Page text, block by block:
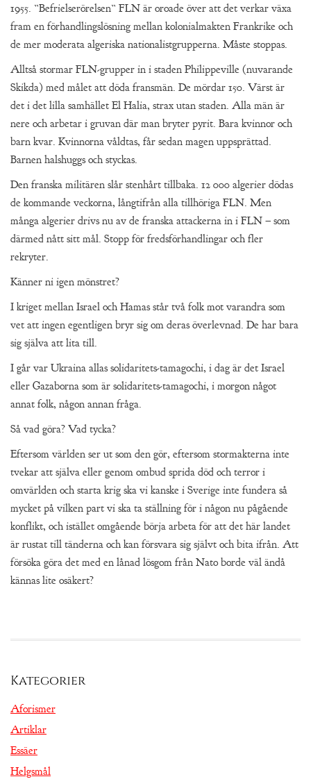
1955. ”Befrielserörelsen” FLN är oroade över att det verkar växa
fram en förhandlingslösning mellan kolonialmakten Frankrike och
de mer moderata algeriska nationalistgrupperna. Måste stoppas.
Alltså stormar FLN-grupper in i staden Philippeville (nuvarande
Skikda) med målet att döda fransmän. De mördar 150. Värst är
det i det lilla samhället El Halia, strax utan staden. Alla män är
nere och arbetar i gruvan där man bryter pyrit. Bara kvinnor och
barn kvar. Kvinnorna våldtas, får sedan magen uppsprättad.
Barnen halshuggs och styckas.
Den franska militären slår stenhårt tillbaka. 12 000 algerier dödas
de kommande veckorna, långtifrån alla tillhöriga FLN. Men
många algerier drivs nu av de franska attackerna in i FLN – som
därmed nått sitt mål. Stopp för fredsförhandlingar och fler
rekryter.
Känner ni igen mönstret?
I kriget mellan Israel och Hamas står två folk mot varandra som
vet att ingen egentligen bryr sig om deras överlevnad. De har bara
sig själva att lita till.
I går var Ukraina allas solidaritets-tamagochi, i dag är det Israel
eller Gazaborna som är solidaritets-tamagochi, i morgon något
annat folk, någon annan fråga.
Så vad göra? Vad tycka?
Eftersom världen ser ut som den gör, eftersom stormakterna inte
tvekar att själva eller genom ombud sprida död och terror i
omvärlden och starta krig ska vi kanske i Sverige inte fundera så
mycket på vilken part vi ska ta ställning för i någon nu pågående
konflikt, och istället omgående börja arbeta för att det här landet
är rustat till tänderna och kan försvara sig självt och bita ifrån. Att
försöka göra det med en lånad lösgom från Nato borde väl ändå
kännas lite osäkert?
Kategorier
Aforismer
Artiklar
Essäer
Helgsmål